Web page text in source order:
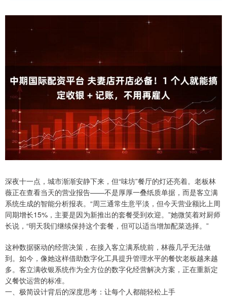
深夜十一点，城市渐渐安静下来，但“味坊”餐厅的灯还亮着。老板林
薇正在查看当天的营业报告——不是厚厚一叠纸质单据，而是客立满
系统生成的智能分析报表。“周三通常生意平淡，但今天营业额比上周
同期增长15%，主要是因为新推出的套餐受到欢迎。”她微笑着对厨师
长说，“明天我们继续保持这个套餐，但可以适当增加配菜选择。”
这种数据驱动的经营决策，在接入客立满系统前，林薇几乎无法做
到。如今，像她这样借助数字化工具提升管理水平的餐饮老板越来越
多。客立满收银系统作为全方位的数字化经营解决方案，正在重新定
义餐饮运营的标准。
一、极简设计背后的深度思考：让每个人都能轻松上手